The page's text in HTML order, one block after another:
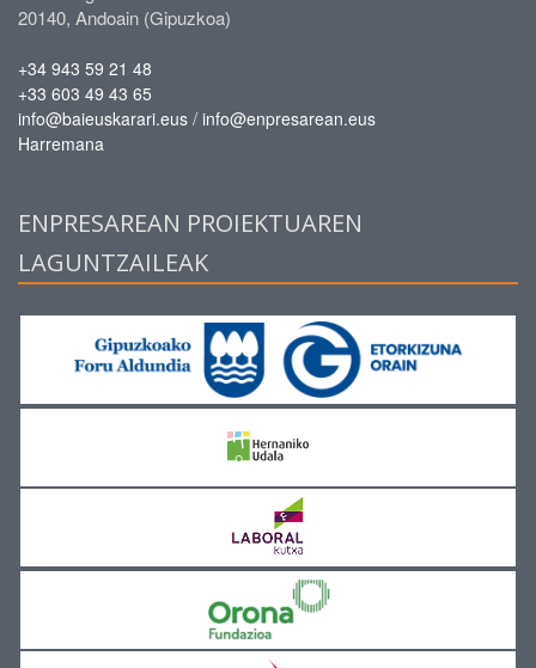
20140, Andoain (Gipuzkoa)
+34 943 59 21 48
+33 603 49 43 65
info@baieuskarari.eus / info@enpresarean.eus
Harremana
ENPRESAREAN PROIEKTUAREN
LAGUNTZAILEAK